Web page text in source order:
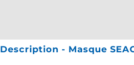
Description - Masque